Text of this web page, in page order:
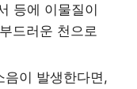
등에 이물질이
드러운 천으로
음이 발생한다면,